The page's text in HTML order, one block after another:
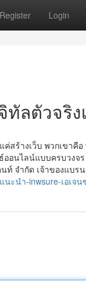
Register Login
ทัลตัวจริ
สร้างเว็บ พวกเขาคื
นไลน์แบบครบวงจร
จำกัด เจ้าของแบ
นะนำ-inwsure-เอเ